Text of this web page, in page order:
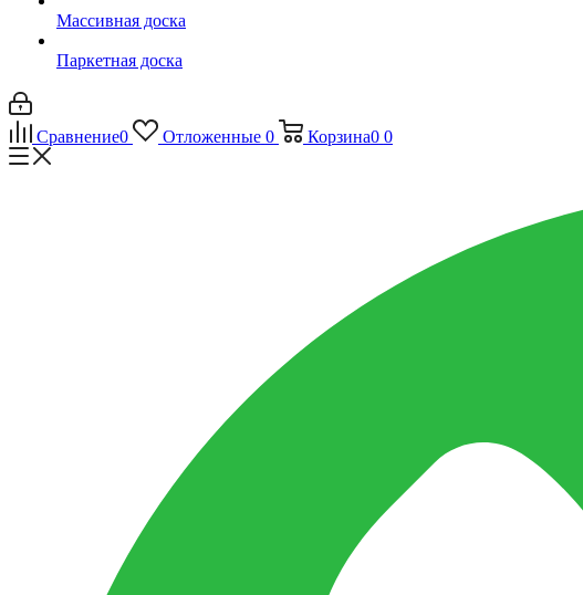
Массивная доска
Паркетная доска
Сравнение0 Отложенные 0 Корзина0 0